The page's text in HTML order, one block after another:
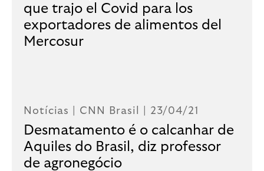
que trajo el Covid para los
exportadores de alimentos del
Mercosur
Notícias | CNN Brasil | 23/04/21
Desmatamento é o calcanhar de
Aquiles do Brasil, diz professor
de agronegócio